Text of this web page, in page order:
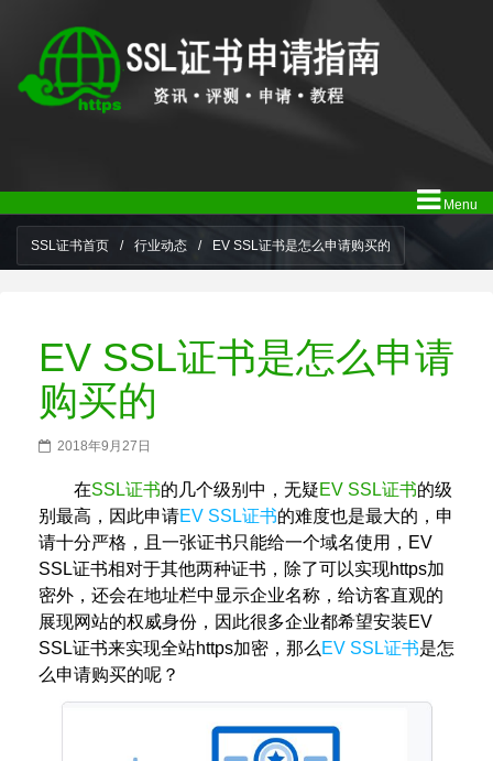
Menu
SSL证书首页 / 行业动态 / EV SSL证书是怎么申请购买的
EV SSL证书是怎么申请
购买的
2018年9月27日
在SSL证书的几个级别中，无疑EV SSL证书的级
别最高，因此申请EV SSL证书的难度也是最大的，申
请十分严格，且一张证书只能给一个域名使用，EV
SSL证书相对于其他两种证书，除了可以实现https加
密外，还会在地址栏中显示企业名称，给访客直观的
展现网站的权威身份，因此很多企业都希望安装EV
SSL证书来实现全站https加密，那么 EV SSL证书是怎
么申请购买的呢？